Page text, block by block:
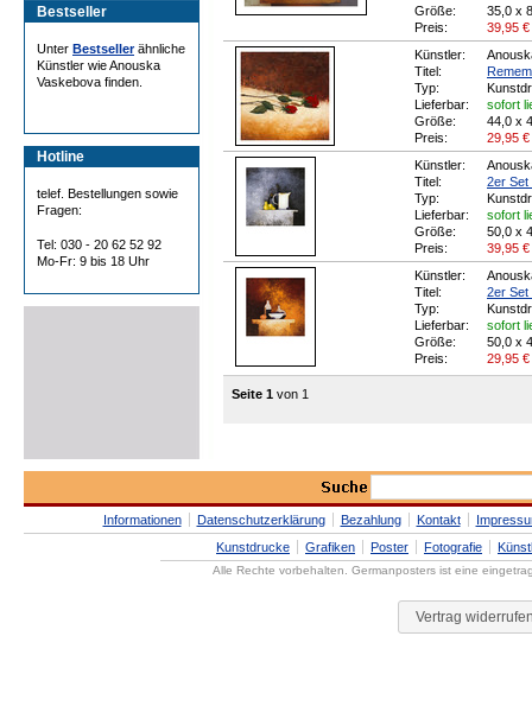
Bestseller
Unter Bestsellerähnliche
Künstler wie Anouska
Vaskebova finden.
Hotline
telef. Bestellungen sowie
Fragen:
Tel: 030 - 20 62 52 92
Mo-Fr: 9 bis 18 Uhr
Größe:
35,0 x
Preis:
39,95 €
Künstler:
Titel:
Typ:
Lieferbar:
sofort
Größe:
44,0 x
Preis:
29,95 €
Künstler:
Titel:
2er Set
Typ:
Lieferbar:
sofort
Größe:
50,0 x
Preis:
39,95 €
Künstler:
Titel:
2er Set
Typ:
Lieferbar:
sofort
Größe:
50,0 x
Preis:
29,95 €
Seite 1 von 1
Informationen Datenschutzerklärung Bezahlung Kontakt
Kunstdrucke
Grafiken Poster Fotografie
Alle Rechte vorbehalten. Germanposters ist eine
Vertrag